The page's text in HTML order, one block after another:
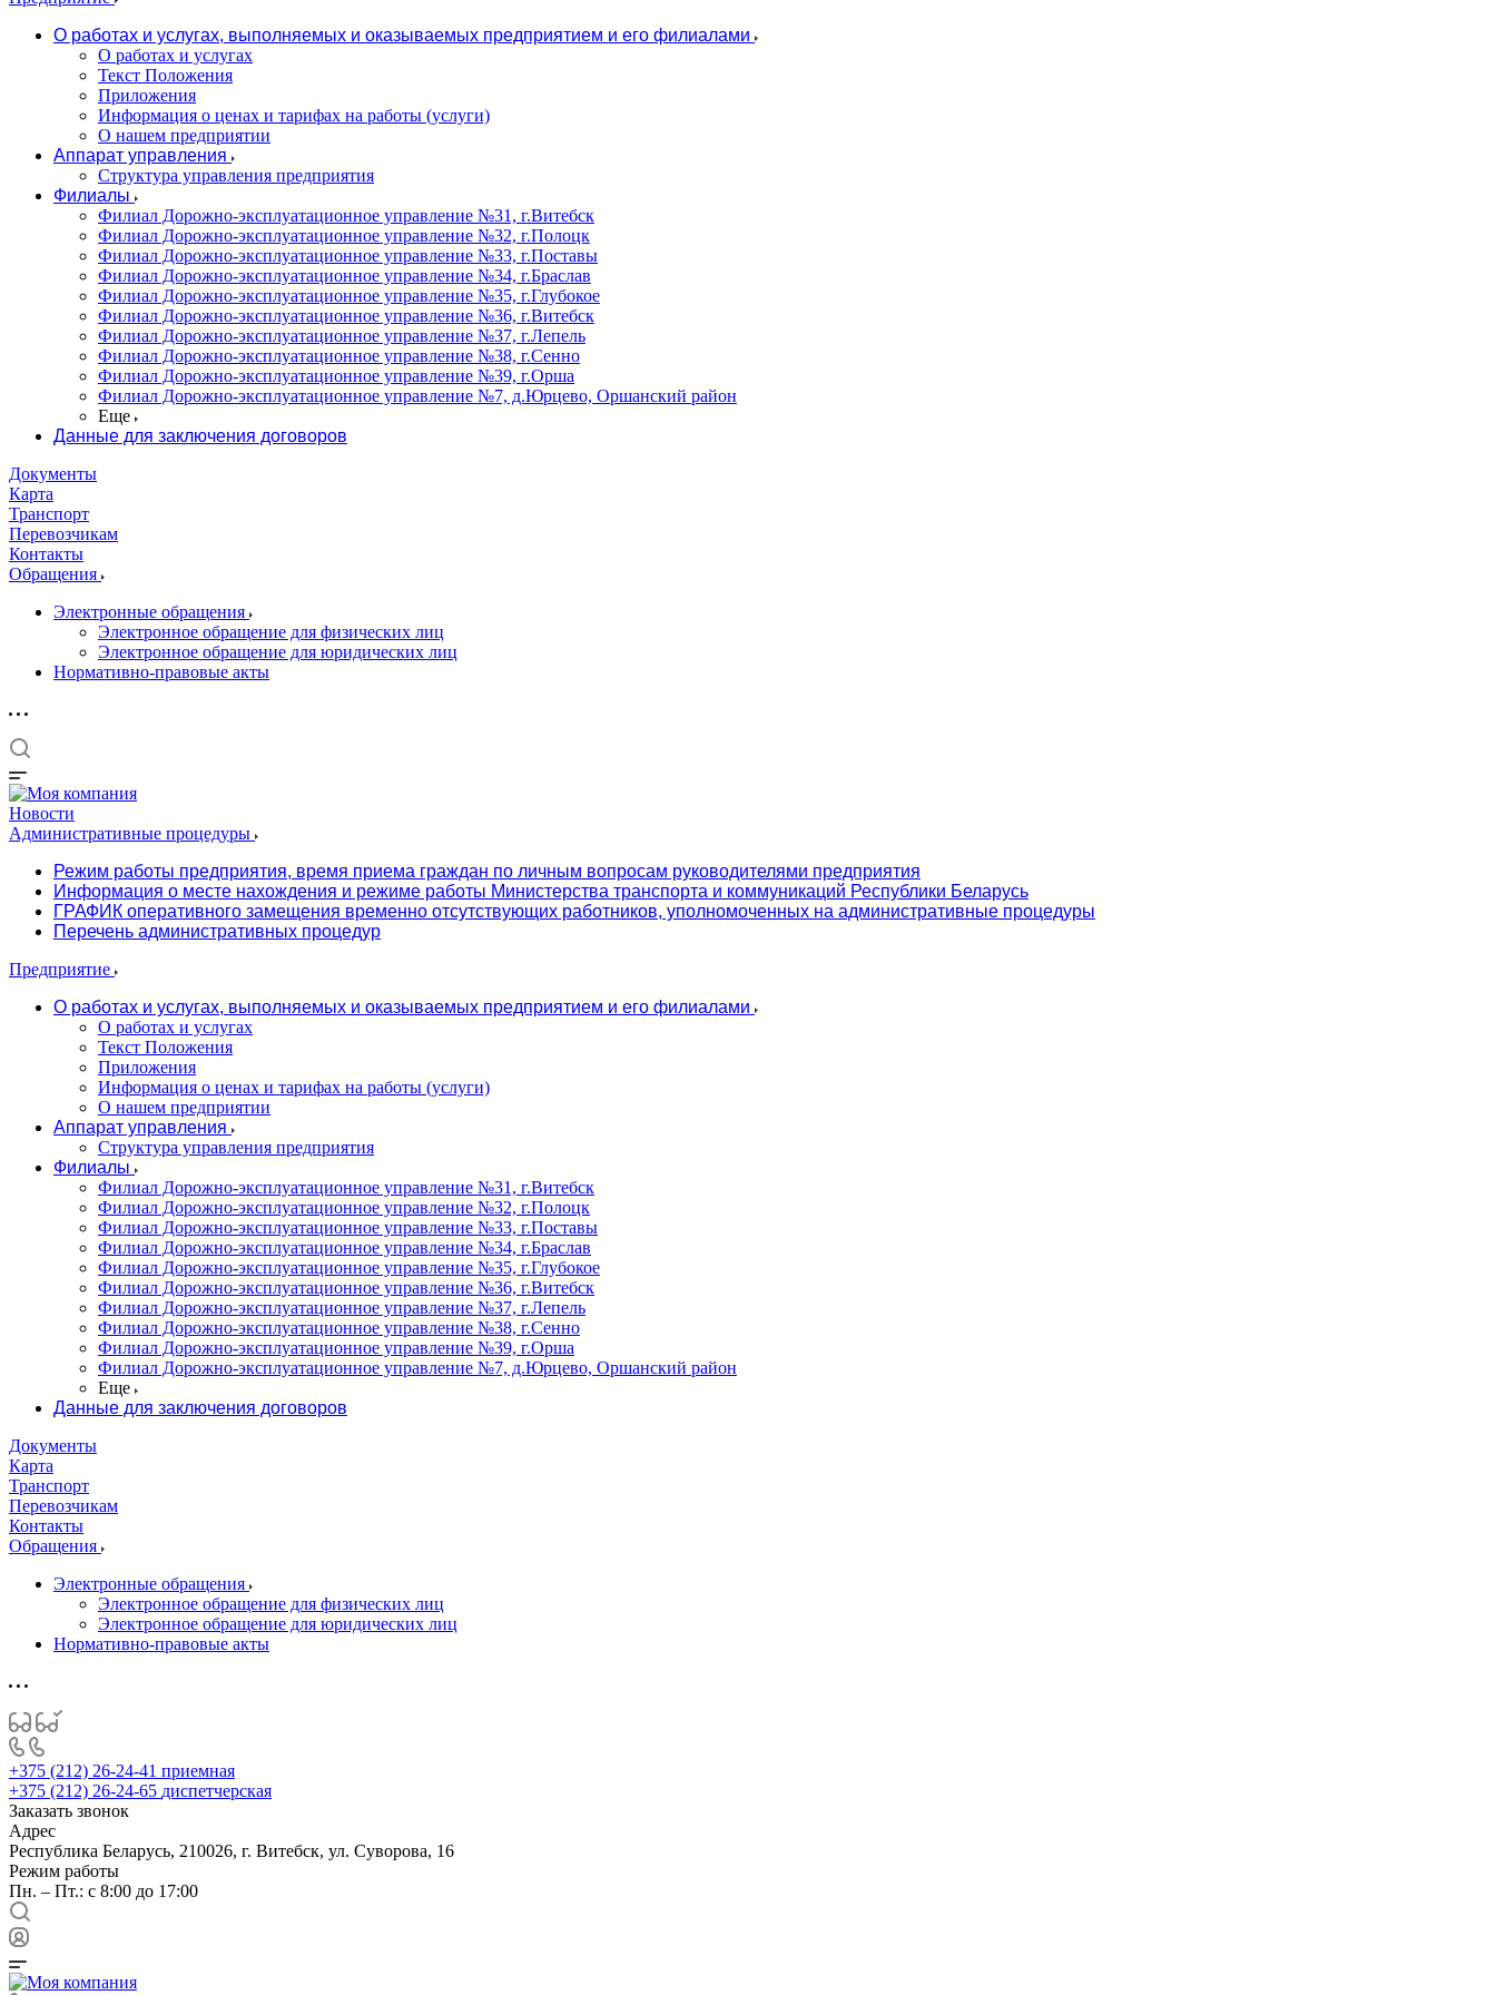
О работах и услугах, выполняемых и оказываемых предприятием и его филиалами
О работах и услугах
Текст Положения
Приложения
Информация о ценах и тарифах на работы (услуги)
О нашем предприятии
Аппарат управления
Структура управления предприятия
Филиалы
Филиал Дорожно-эксплуатационное управление №31, г.Витебск
Филиал Дорожно-эксплуатационное управление №32, г.Полоцк
Филиал Дорожно-эксплуатационное управление №33, г.Поставы
Филиал Дорожно-эксплуатационное управление №34, г.Браслав
Филиал Дорожно-эксплуатационное управление №35, г.Глубокое
Филиал Дорожно-эксплуатационное управление №36, г.Витебск
Филиал Дорожно-эксплуатационное управление №37, г.Лепель
Филиал Дорожно-эксплуатационное управление №38, г.Сенно
Филиал Дорожно-эксплуатационное управление №39, г.Орша
Филиал Дорожно-эксплуатационное управление №7, д.Юрцево, Оршанский район
Еще
Данные для заключения договоров
Документы
Карта
Транспорт
Перевозчикам
Контакты
Обращения
Электронные обращения
Электронное обращение для физических лиц
Электронное обращение для юридических лиц
Нормативно-правовые акты
Новости
Административные процедуры
Режим работы предприятия, время приема граждан по личным вопросам руководителями предприятия
Информация о месте нахождения и режиме работы Министерства транспорта и коммуникаций Республики Беларусь
ГРАФИК оперативного замещения временно отсутствующих работников, уполномоченных на административные процедуры
Перечень административных процедур
Предприятие
О работах и услугах, выполняемых и оказываемых предприятием и его филиалами
О работах и услугах
Текст Положения
Приложения
Информация о ценах и тарифах на работы (услуги)
О нашем предприятии
Аппарат управления
Структура управления предприятия
Филиалы
Филиал Дорожно-эксплуатационное управление №31, г.Витебск
Филиал Дорожно-эксплуатационное управление №32, г.Полоцк
Филиал Дорожно-эксплуатационное управление №33, г.Поставы
Филиал Дорожно-эксплуатационное управление №34, г.Браслав
Филиал Дорожно-эксплуатационное управление №35, г.Глубокое
Филиал Дорожно-эксплуатационное управление №36, г.Витебск
Филиал Дорожно-эксплуатационное управление №37, г.Лепель
Филиал Дорожно-эксплуатационное управление №38, г.Сенно
Филиал Дорожно-эксплуатационное управление №39, г.Орша
Филиал Дорожно-эксплуатационное управление №7, д.Юрцево, Оршанский район
Еще
Данные для заключения договоров
Документы
Карта
Транспорт
Перевозчикам
Контакты
Обращения
Электронные обращения
Электронное обращение для физических лиц
Электронное обращение для юридических лиц
Нормативно-правовые акты
+375 (212) 26-24-41 приемная
+375 (212) 26-24-65 диспетчерская
Заказать звонок
Адрес
Республика Беларусь, 210026, г. Витебск, ул. Суворова, 16
Режим работы
Пн. – Пт.: с 8:00 до 17:00